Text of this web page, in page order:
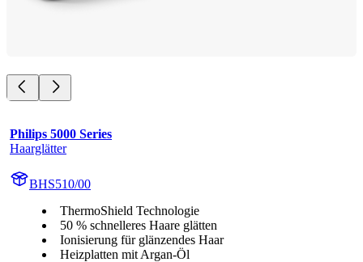
Philips 5000 Series
Haarglätter
BHS510/00
ThermoShield Technologie
50 % schnelleres Haare glätten
Ionisierung für glänzendes Haar
Heizplatten mit Argan-Öl